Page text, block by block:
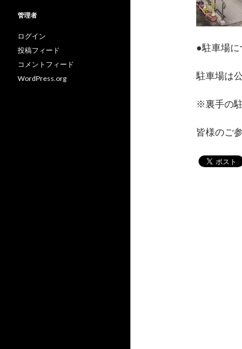
●駐車場に
駐車場は
※裏手の
皆様のご
ー
管理者
ログイン
投稿フィード
コメントフィード
WordPress.org